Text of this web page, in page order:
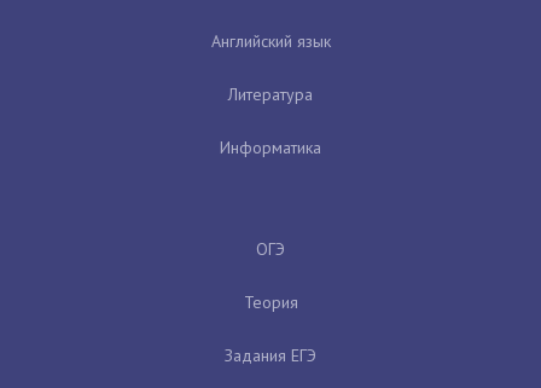
Английский язык
Литература
Информатика
ОГЭ
Теория
Задания ЕГЭ